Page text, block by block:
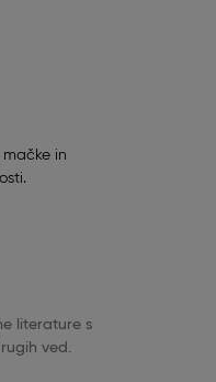
in
literature s
ved.